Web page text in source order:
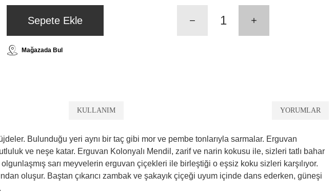
Sepete Ekle
Mağazada Bul
KULLANIM YORUMLAR
Bulunduğu yeri aynı bir taç gibi mor ve pembe tonlarıyla sarmalar. Erguvan
ve neşe katar. Erguvan Kolonyalı Mendil, zarif ve narin kokusu ile, sizleri tatlı bahar
sarı meyvelerin erguvan çiçekleri ile birleştiği o eşsiz koku sizleri karşılıyor.
oluşur. Baştan çıkarıcı zambak ve şakayık çiçeği uyum içinde dans ederken, güneşi